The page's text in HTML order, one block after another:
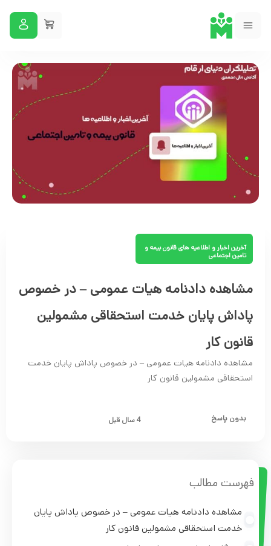
آخرین اخبار و اطلاعیه های قانون بیمه و
تامین اجتماعی
مشاهده دادنامه هیات عمومی – در خصوص
پاداش پایان خدمت استحقاقی مشمولین
قانون کار
مشاهده دادنامه هیات عمومی – در خصوص پاداش پایان خدمت
استحقاقی مشمولین قانون کار
بدون پاسخ 4 سال قبل
فهرست مطالب
مشاهده دادنامه هیات عمومی – در خصوص پاداش پایان
خدمت استحقاقی مشمولین قانون کار